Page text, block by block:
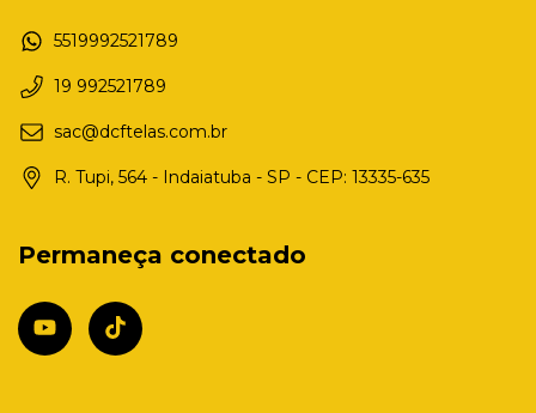
5519992521789
19 992521789
sac@dcftelas.com.br
R. Tupi, 564 - Indaiatuba - SP - CEP: 13335-635
Permaneça conectado